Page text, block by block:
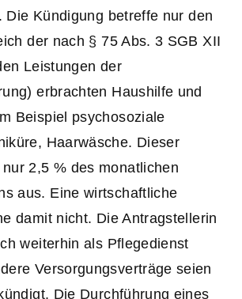
Die Kündigung betreffe nur den
der nach § 75 Abs. 3 SGB XII
Leistungen der
erbrachten Haushilfe und
Beispiel psychosoziale
Haarwäsche. Dieser
2,5 % des monatlichen
aus. Eine wirtschaftliche
damit nicht. Die Antragstellerin
weiterhin als Pflegedienst
Versorgungsverträge seien
Die Durchführung eines